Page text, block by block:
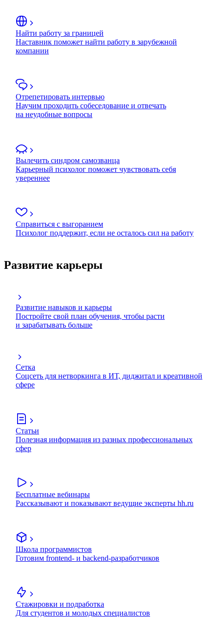
Найти работу за границей
Наставник поможет найти работу в зарубежной
компании
Отрепетировать интервью
Научим проходить собеседование и отвечать
на неудобные вопросы
Вылечить синдром самозванца
Карьерный психолог поможет чувствовать себя
увереннее
Справиться с выгоранием
Психолог поддержит, если не осталось сил на работу
Развитие карьеры
Развитие навыков и карьеры
Постройте свой план обучения, чтобы расти
и зарабатывать больше
Сетка
Соцсеть для нетворкинга в ИТ, диджитал и креативной
сфере
Статьи
Полезная информация из разных профессиональных
сфер
Бесплатные вебинары
Рассказывают и показывают ведущие эксперты hh.ru
Школа программистов
Готовим frontend- и backend-разработчиков
Стажировки и подработка
Для студентов и молодых специалистов